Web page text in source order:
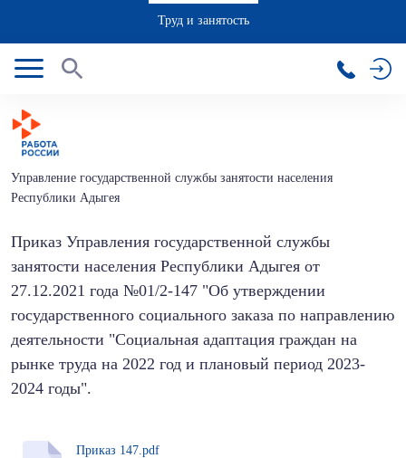
Труд и занятость
Управление государственной службы занятости населения
Республики Адыгея
Приказ Управления государственной службы
занятости населения Республики Адыгея от
27.12.2021 года №01/2-147 "Об утверждении
государственного социального заказа по направлению
деятельности "Социальная адаптация граждан на
рынке труда на 2022 год и плановый период 2023-
2024 годы".
Приказ 147.pdf